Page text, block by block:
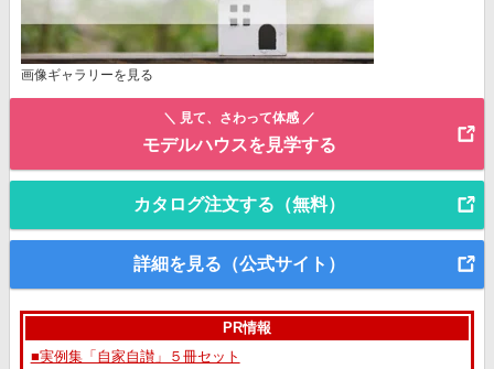
画像ギャラリーを見る
＼ 見て、さわって体感 ／
モデルハウスを見学する
カタログ注文する（無料）
詳細を見る（公式サイト）
PR情報
■実例集「自家自讃」５冊セット